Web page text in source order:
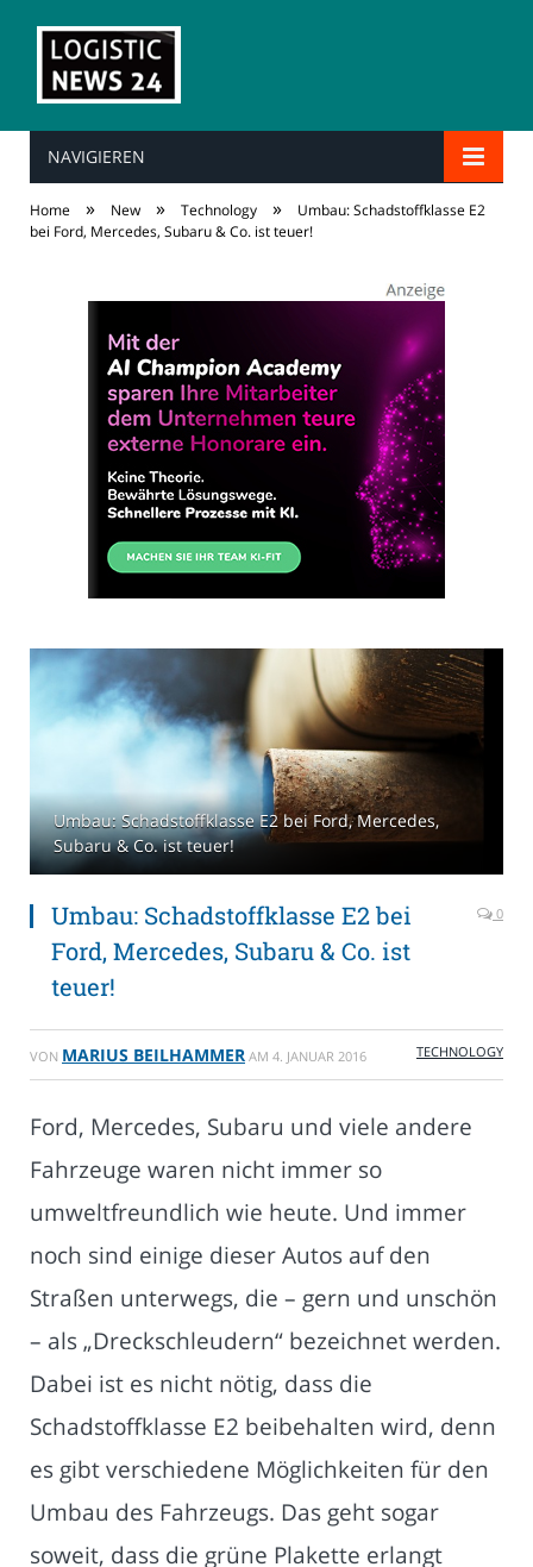
NAVIGIEREN
Home » New » Technology »
Umbau: Schadstoffklasse E2
bei Ford, Mercedes, Subaru & Co. ist teuer!
Umbau: Schadstoffklasse E2 bei Ford, Mercedes,
Subaru & Co. ist teuer!
Umbau: Schadstoffklasse E2 bei
Ford, Mercedes, Subaru & Co. ist
teuer!
0
VON MARIUS BEILHAMMER AM 4. JANUAR 2016 TECHNOLOGY
Ford, Mercedes, Subaru und viele andere
Fahrzeuge waren nicht immer so
umweltfreundlich wie heute. Und immer
noch sind einige dieser Autos auf den
Straßen unterwegs, die – gern und unschön
– als „Dreckschleudern“ bezeichnet werden.
Dabei ist es nicht nötig, dass die
Schadstoffklasse E2 beibehalten wird, denn
es gibt verschiedene Möglichkeiten für den
Umbau des Fahrzeugs. Das geht sogar
soweit, dass die grüne Plakette erlangt